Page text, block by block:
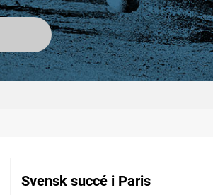
Svensk succé i Paris